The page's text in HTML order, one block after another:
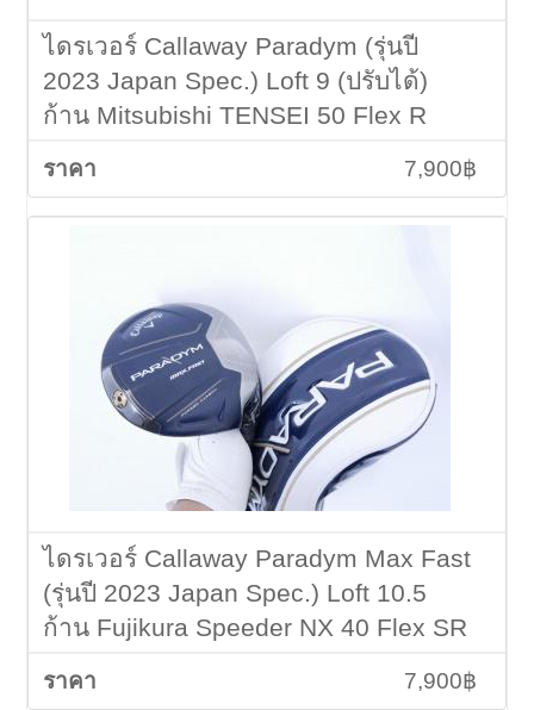
ไดรเวอร์ Callaway Paradym (รุ่นปี
2023 Japan Spec.) Loft 9 (ปรับได้)
ก้าน Mitsubishi TENSEI 50 Flex R
7,900฿
ไดรเวอร์ Callaway Paradym Max Fast
(รุ่นปี 2023 Japan Spec.) Loft 10.5
ก้าน Fujikura Speeder NX 40 Flex SR
7,900฿